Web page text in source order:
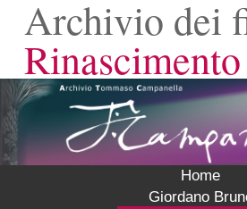
Archivio dei
Rinascimento
Home
Giordano